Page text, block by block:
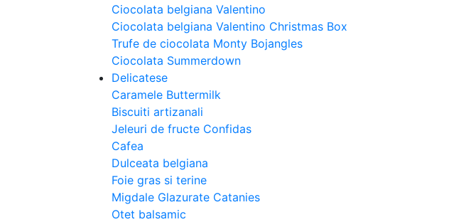
Ciocolata belgiana Valentino
Ciocolata belgiana Valentino Christmas Box
Trufe de ciocolata Monty Bojangles
Ciocolata Summerdown
Delicatese
Caramele Buttermilk
Biscuiti artizanali
Jeleuri de fructe Confidas
Cafea
Dulceata belgiana
Foie gras si terine
Migdale Glazurate Catanies
Otet balsamic